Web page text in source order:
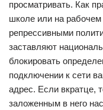
просматривать. Как
школе или на рабочем
репрессивными
заставляют
блокировать
подключении к сети
адрес. Если вкратце,
заложенным в него